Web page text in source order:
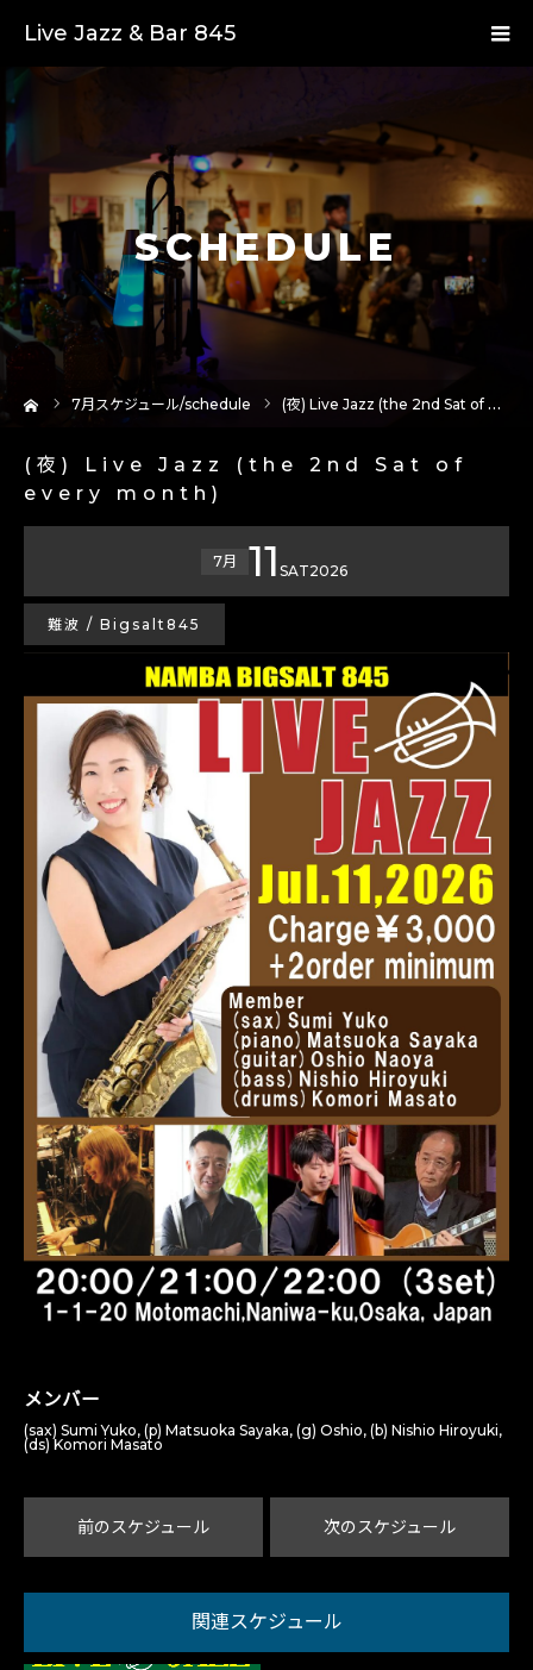
Live Jazz & Bar 845
SCHEDULE
7月スケジュール/schedule (夜) Live Jazz (the 2nd Sat of every month)
(夜) Live Jazz (the 2nd Sat of
every month)
7月 11 SAT2026
難波 / Bigsalt845
メンバー
(sax) Sumi Yuko, (p) Matsuoka Sayaka, (g) Oshio, (b) Nishio Hiroyuki,
(ds) Komori Masato
前のスケジュール 次のスケジュール
関連スケジュール